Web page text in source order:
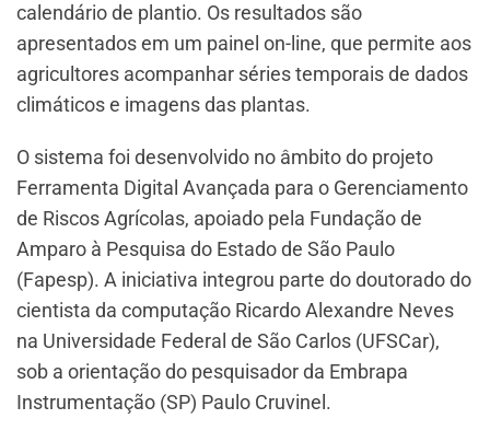
calendário de plantio. Os resultados são
apresentados em um painel on-line, que permite aos
agricultores acompanhar séries temporais de dados
climáticos e imagens das plantas.
O sistema foi desenvolvido no âmbito do projeto
Ferramenta Digital Avançada para o Gerenciamento
de Riscos Agrícolas, apoiado pela Fundação de
Amparo à Pesquisa do Estado de São Paulo
(Fapesp). A iniciativa integrou parte do doutorado do
cientista da computação Ricardo Alexandre Neves
na Universidade Federal de São Carlos (UFSCar),
sob a orientação do pesquisador da Embrapa
Instrumentação (SP) Paulo Cruvinel.